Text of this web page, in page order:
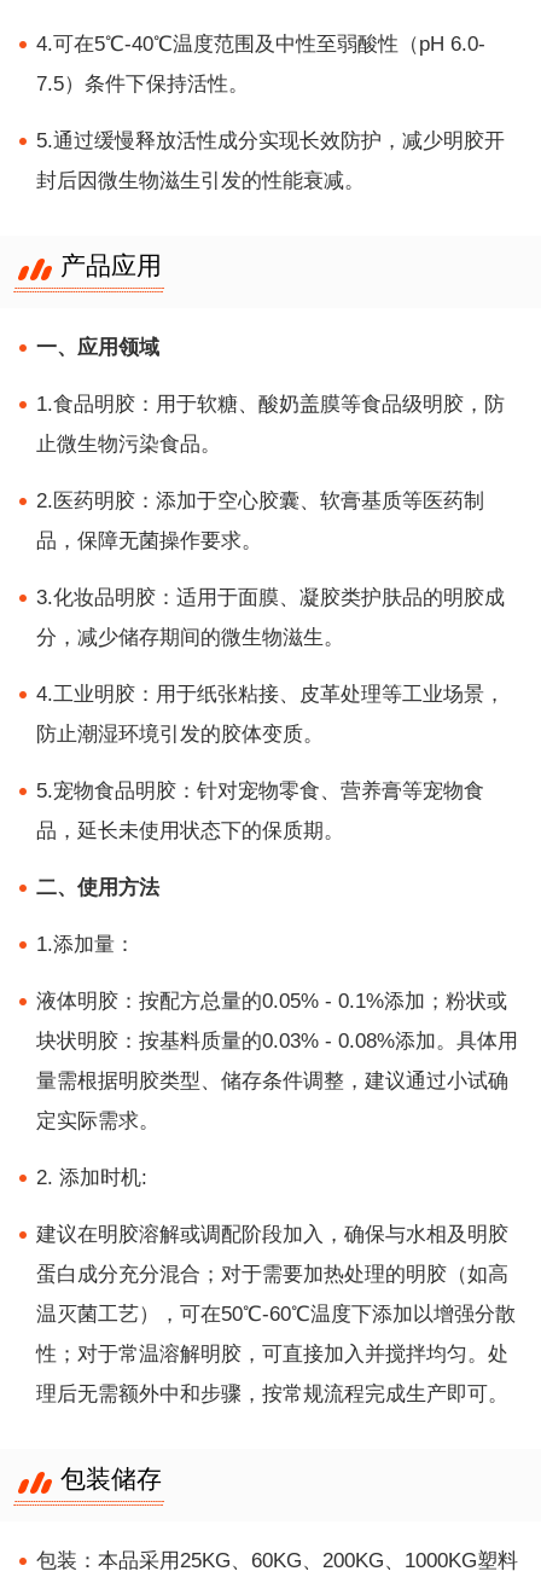
4.可在5℃-40℃温度范围及中性至弱酸性（pH 6.0-
7.5）条件下保持活性。
5.通过缓慢释放活性成分实现长效防护，减少明胶开
封后因微生物滋生引发的性能衰减。
产品应用
一、应用领域
1.食品明胶：用于软糖、酸奶盖膜等食品级明胶，防
止微生物污染食品。
2.医药明胶：添加于空心胶囊、软膏基质等医药制
品，保障无菌操作要求。
3.化妆品明胶：适用于面膜、凝胶类护肤品的明胶成
分，减少储存期间的微生物滋生。
4.工业明胶：用于纸张粘接、皮革处理等工业场景，
防止潮湿环境引发的胶体变质。
5.宠物食品明胶：针对宠物零食、营养膏等宠物食
品，延长未使用状态下的保质期。
二、使用方法
1.添加量：
液体明胶：按配方总量的0.05% - 0.1%添加；粉状或
块状明胶：按基料质量的0.03% - 0.08%添加。具体用
量需根据明胶类型、储存条件调整，建议通过小试确
定实际需求。
2. 添加时机:
建议在明胶溶解或调配阶段加入，确保与水相及明胶
蛋白成分充分混合；对于需要加热处理的明胶（如高
温灭菌工艺），可在50℃-60℃温度下添加以增强分散
性；对于常温溶解明胶，可直接加入并搅拌均匀。处
理后无需额外中和步骤，按常规流程完成生产即可。
包装储存
包装：本品采用25KG、60KG、200KG、1000KG塑料